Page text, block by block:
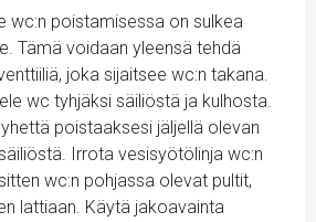
wc:n poistamisessa on sulkea
Tämä voidaan yleensä tehdä
joka sijaitsee wc:n takana.
wc tyhjäksi säiliöstä ja kulhosta.
poistaaksesi jäljellä olevan
Irrota vesisyötölinja wc:n
wc:n pohjassa olevat pultit,
lattiaan. Käytä jakoavainta